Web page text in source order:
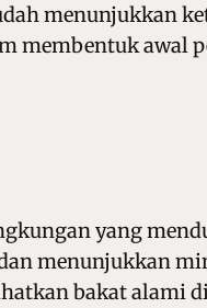
menunjukkan
membentuk awal
yang
menunjukkan
bakat alami